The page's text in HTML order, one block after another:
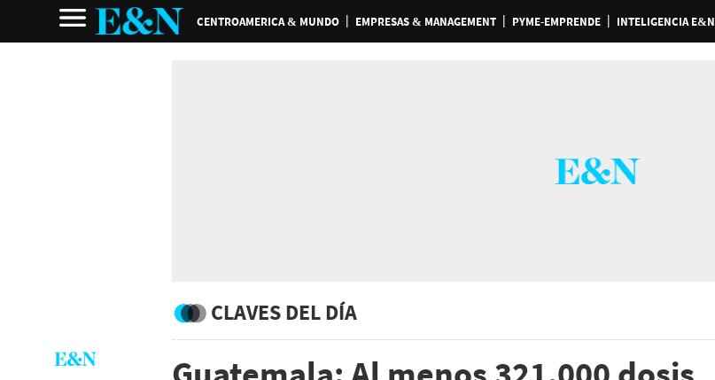
CENTROAMERICA & MUNDO EMPRESAS & MANAGEMENT PYME-EMPRENDE INTELIGENCIA E&N
CLAVES DEL DÍA